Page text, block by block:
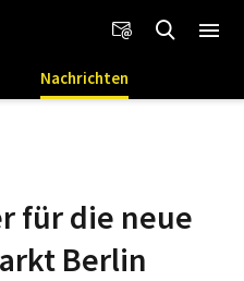
Nachrichten
für die neue
Berlin